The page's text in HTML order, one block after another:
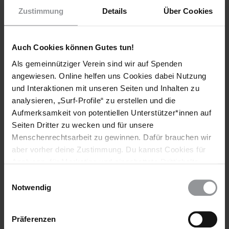
Zustimmung Details Über Cookies
Auch Cookies können Gutes tun!
Als gemeinnütziger Verein sind wir auf Spenden
angewiesen. Online helfen uns Cookies dabei Nutzung
und Interaktionen mit unseren Seiten und Inhalten zu
analysieren, „Surf-Profile“ zu erstellen und die
Aufmerksamkeit von potentiellen Unterstützer*innen auf
Seiten Dritter zu wecken und für unsere
Menschenrechtsarbeit zu gewinnen. Dafür brauchen wir
aber vorher deine Zustimmung. Du kannst Cookies für
wieder ändern. Diesen Banner kannst Du über den Link
Notwendig
Präferenzen
E-Mail-Adresse*
Meine Newsletter
Newsletters
×Amnesty-Newsletter
×Urgent Action-Newsletter
Hinweis DSE
Ich habe dieDatenschutzhinweisezur Kenntnis genommen.
*Pflichtfelder
Nichts verpassen